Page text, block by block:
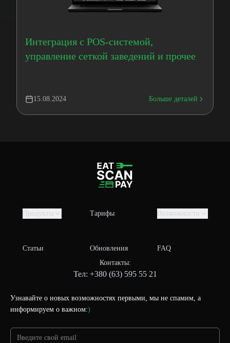
Интеграция с POS-системой,
управление сеткой заведений и прочее
15.08.2024 Больше деталей
Продукты Тарифы Возможности
Статьи Обновления
FAQ
Контакты:
Тел: +380 (63) 595 55 21
Узнавайте о новых возможностях первыми, мы не спамим, а
информируем о важном:)